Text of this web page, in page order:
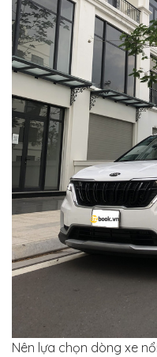
Nên lựa chọn dòng xe